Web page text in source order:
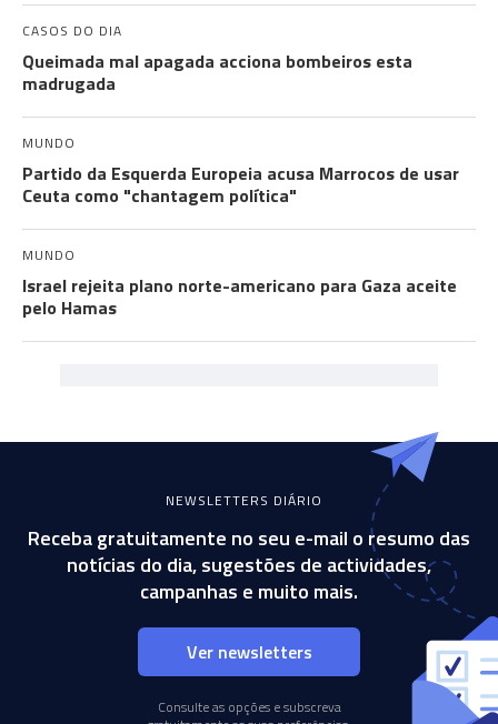
CASOS DO DIA
Queimada mal apagada acciona bombeiros esta
madrugada
MUNDO
Partido da Esquerda Europeia acusa Marrocos de usar
Ceuta como "chantagem política"
MUNDO
Israel rejeita plano norte-americano para Gaza aceite
pelo Hamas
NEWSLETTERS DIÁRIO
Receba gratuitamente no seu e-mail o resumo das
notícias do dia, sugestões de actividades,
campanhas e muito mais.
Ver newsletters
Consulte as opções e subscreva